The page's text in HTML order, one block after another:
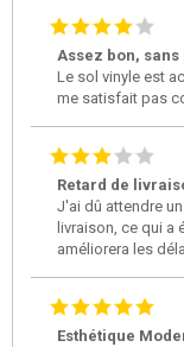
Assez bon, sans
Le sol vinyle est
me satisfait pas
Retard de
J'ai dû attendre
livraison, ce qui a
améliorera les
Esthétique